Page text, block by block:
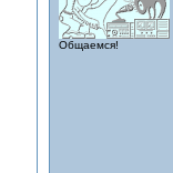
Общаемся!